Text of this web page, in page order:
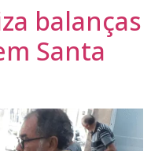
balanças
Santa